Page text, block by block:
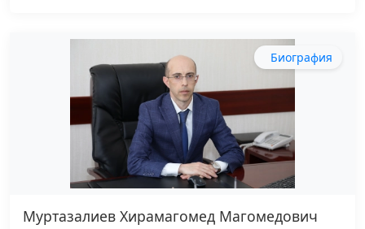
Биография
Муртазалиев Хирамагомед Магомедович